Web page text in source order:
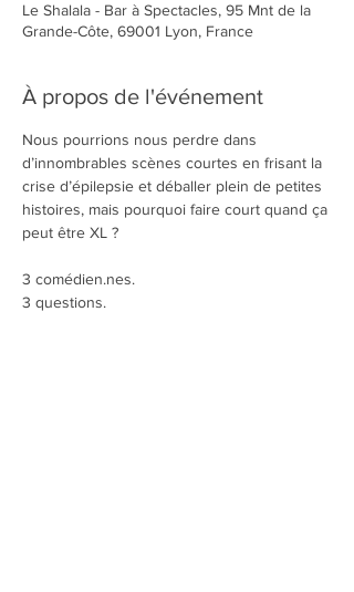
Le Shalala - Bar à Spectacles, 95 Mnt de la
Grande-Côte, 69001 Lyon, France
À propos de l'événement
Nous pourrions nous perdre dans
d’innombrables scènes courtes en frisant la
crise d’épilepsie et déballer plein de petites
histoires, mais pourquoi faire court quand ça
peut être XL ?
3 comédien.nes.
3 questions.